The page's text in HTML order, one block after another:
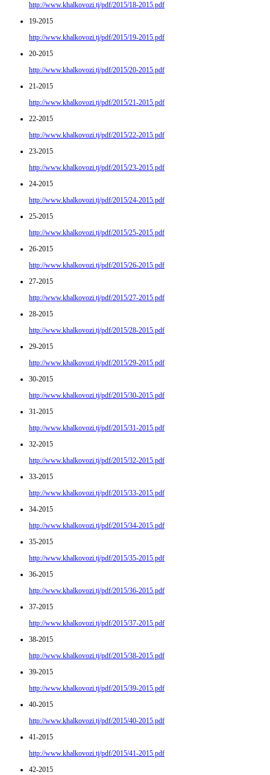
http://www.khalkovozi.tj/pdf/2015/18-2015.pdf
19-2015
http://www.khalkovozi.tj/pdf/2015/19-2015.pdf
20-2015
http://www.khalkovozi.tj/pdf/2015/20-2015.pdf
21-2015
http://www.khalkovozi.tj/pdf/2015/21-2015.pdf
22-2015
http://www.khalkovozi.tj/pdf/2015/22-2015.pdf
23-2015
http://www.khalkovozi.tj/pdf/2015/23-2015.pdf
24-2015
http://www.khalkovozi.tj/pdf/2015/24-2015.pdf
25-2015
http://www.khalkovozi.tj/pdf/2015/25-2015.pdf
26-2015
http://www.khalkovozi.tj/pdf/2015/26-2015.pdf
27-2015
http://www.khalkovozi.tj/pdf/2015/27-2015.pdf
28-2015
http://www.khalkovozi.tj/pdf/2015/28-2015.pdf
29-2015
http://www.khalkovozi.tj/pdf/2015/29-2015.pdf
30-2015
http://www.khalkovozi.tj/pdf/2015/30-2015.pdf
31-2015
http://www.khalkovozi.tj/pdf/2015/31-2015.pdf
32-2015
http://www.khalkovozi.tj/pdf/2015/32-2015.pdf
33-2015
http://www.khalkovozi.tj/pdf/2015/33-2015.pdf
34-2015
http://www.khalkovozi.tj/pdf/2015/34-2015.pdf
35-2015
http://www.khalkovozi.tj/pdf/2015/35-2015.pdf
36-2015
http://www.khalkovozi.tj/pdf/2015/36-2015.pdf
37-2015
http://www.khalkovozi.tj/pdf/2015/37-2015.pdf
38-2015
http://www.khalkovozi.tj/pdf/2015/38-2015.pdf
39-2015
http://www.khalkovozi.tj/pdf/2015/39-2015.pdf
40-2015
http://www.khalkovozi.tj/pdf/2015/40-2015.pdf
41-2015
http://www.khalkovozi.tj/pdf/2015/41-2015.pdf
42-2015